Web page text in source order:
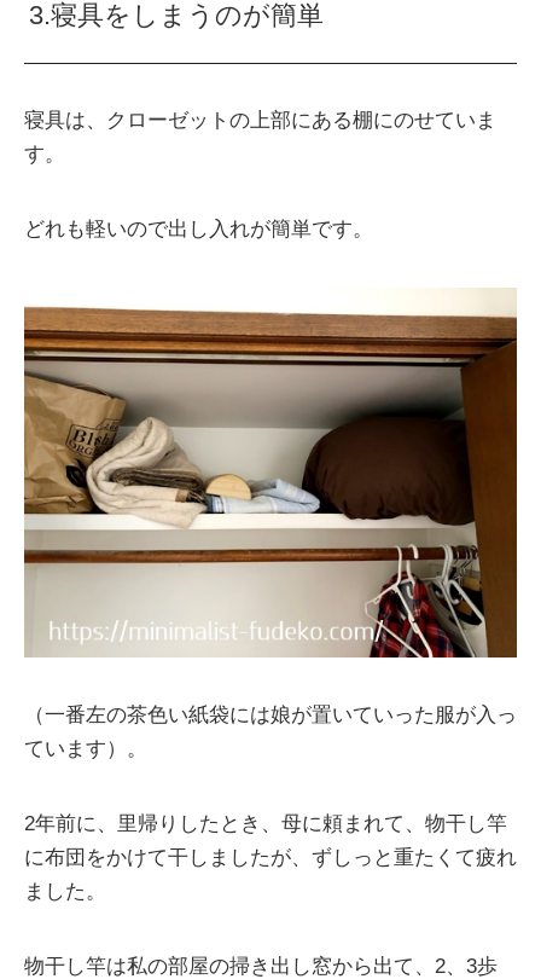
3.寝具をしまうのが簡単
寝具は、クローゼットの上部にある棚にのせていま
す。
どれも軽いので出し入れが簡単です。
（一番左の茶色い紙袋には娘が置いていった服が入っ
ています）。
2年前に、里帰りしたとき、母に頼まれて、物干し竿
に布団をかけて干しましたが、ずしっと重たくて疲れ
ました。
物干し竿は私の部屋の掃き出し窓から出て、2、3歩